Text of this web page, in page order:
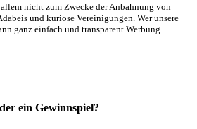
nicht zum Zwecke der Anbahnung von
und kuriose Vereinigungen. Wer unsere
ganz einfach und transparent Werbung
ein Gewinnspiel?